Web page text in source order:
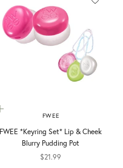
選擇選項
FWEE
FWEE *Keyring Set* Lip & Cheek
Blurry Pudding Pot
促銷價
$21.99